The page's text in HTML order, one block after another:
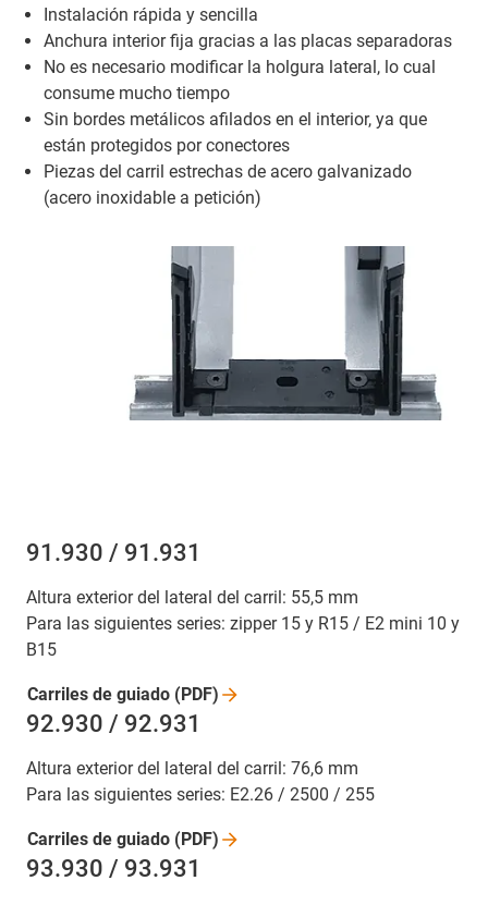
Instalación rápida y sencilla
Anchura interior fija gracias a las placas separadoras
No es necesario modificar la holgura lateral, lo cual
consume mucho tiempo
Sin bordes metálicos afilados en el interior, ya que
están protegidos por conectores
Piezas del carril estrechas de acero galvanizado
(acero inoxidable a petición)
91.930 / 91.931
Altura exterior del lateral del carril: 55,5 mm
Para las siguientes series: zipper 15 y R15 / E2 mini 10 y
B15
Carriles de guiado (PDF)
92.930 / 92.931
Altura exterior del lateral del carril: 76,6 mm
Para las siguientes series: E2.26 / 2500 / 255
Carriles de guiado (PDF)
93.930 / 93.931